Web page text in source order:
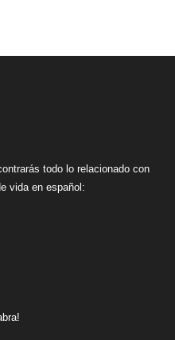
todo lo relacionado con
vida en español: